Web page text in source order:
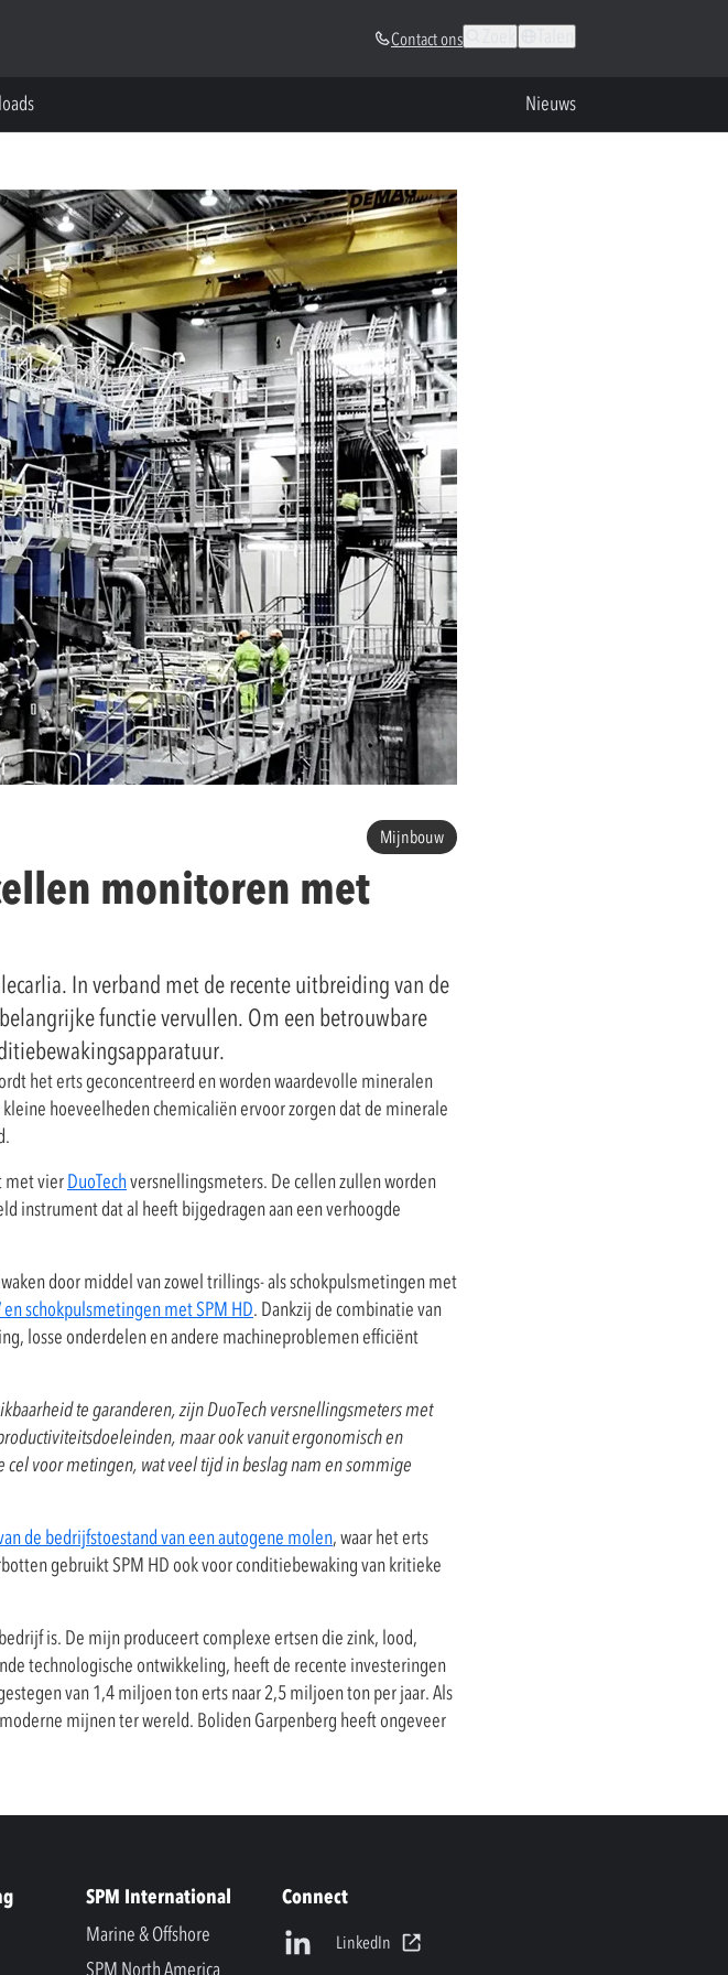
Contact ons
Nieuws
Mijnbouw
monitoren met
In verband met de recente uitbreiding van de
functie vervullen. Om een betrouwbare
het erts geconcentreerd en worden waardevolle mineralen
hoeveelheden chemicaliën ervoor zorgen dat de minerale
met vierDuoTechversnellingsmeters. De cellen zullen worden
instrument dat al heeft bijgedragen aan een verhoogde
door middel van zowel trillings- als schokpulsmetingen met
schokpulsmetingen met SPM HD. Dankzij de combinatie van
losse onderdelen en andere machineproblemen efficiënt
te garanderen, zijn DuoTech versnellingsmeters met
maar ook vanuit ergonomisch en
voor metingen, wat veel tijd in beslag nam en sommige
de bedrijfstoestand van een autogene molen, waar het erts
gebruikt SPM HD ook voor conditiebewaking van kritieke
is. De mijn produceert complexe ertsen die zink, lood,
technologische ontwikkeling, heeft de recente investeringen
van 1,4 miljoen ton erts naar 2,5 miljoen ton per jaar. Als
mijnen ter wereld. Boliden Garpenberg heeft ongeveer
SPM International
Marine & Offshore
SPM North America
Connect
LinkedIn